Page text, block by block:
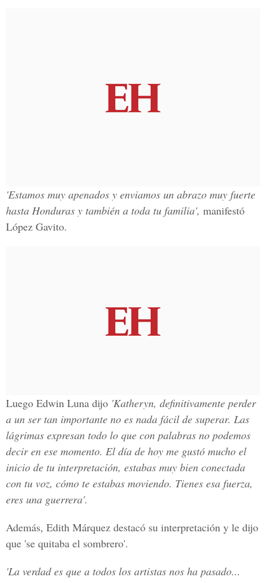
'Estamos muy apenados y enviamos un abrazo muy fuerte
hasta Honduras y también a toda tu familia', manifestó
López Gavito.
Luego Edwin Luna dijo 'Katheryn, definitivamente perder
a un ser tan importante no es nada fácil de superar. Las
lágrimas expresan todo lo que con palabras no podemos
decir en ese momento. El día de hoy me gustó mucho el
inicio de tu interpretación, estabas muy bien conectada
con tu voz, cómo te estabas moviendo. Tienes esa fuerza,
eres una guerrera'.
Además, Edith Márquez destacó su interpretación y le dijo
que 'se quitaba el sombrero'.
'La verdad es que a todos los artistas nos ha pasado...